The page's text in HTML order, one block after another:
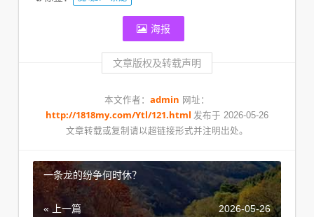
海报
文章版权及转载声明
本文作者： admin 网址：
http://1818my.com/Ytl/121.html 发布于 2026-05-26
文章转载或复制请以超链接形式并注明出处。
一条龙的纷争何时休？
« 上一篇 2026-05-26